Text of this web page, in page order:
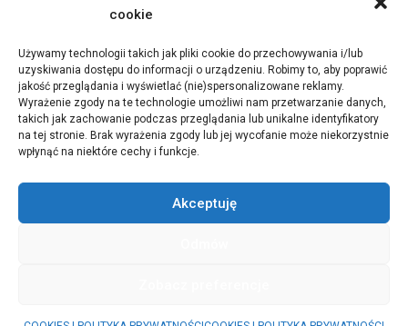
cookie
Używamy technologii takich jak pliki cookie do przechowywania i/lub
uzyskiwania dostępu do informacji o urządzeniu. Robimy to, aby poprawić
jakość przeglądania i wyświetlać (nie)spersonalizowane reklamy.
Wyrażenie zgody na te technologie umożliwi nam przetwarzanie danych,
takich jak zachowanie podczas przeglądania lub unikalne identyfikatory
na tej stronie. Brak wyrażenia zgody lub jej wycofanie może niekorzystnie
wpłynąć na niektóre cechy i funkcje.
Akceptuję
Redakcja portalu:
ul.Stara 13, 42-600 Tarnowskie Góry
TEL:+48 509 547 822
redakcja@czytamiwiem.pl